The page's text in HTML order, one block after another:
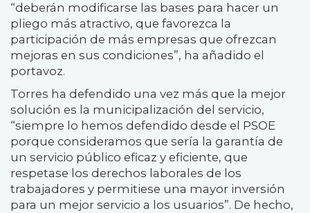
“deberán modificarse las bases para hacer un
pliego más atractivo, que favorezca la
participación de más empresas que ofrezcan
mejoras en sus condiciones”, ha añadido el
portavoz.
Torres ha defendido una vez más que la mejor
solución es la municipalización del servicio,
“siempre lo hemos defendido desde el PSOE
porque consideramos que sería la garantía de
un servicio público eficaz y eficiente, que
respetase los derechos laborales de los
trabajadores y permitiese una mayor inversión
para un mejor servicio a los usuarios”. De hecho,